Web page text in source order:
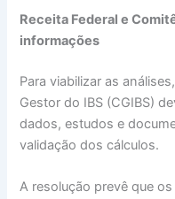
Receita Federal e
informações
Para viabilizar as
Gestor do IBS (CGIBS)
dados, estudos e
validação dos cálculos.
A resolução prevê que